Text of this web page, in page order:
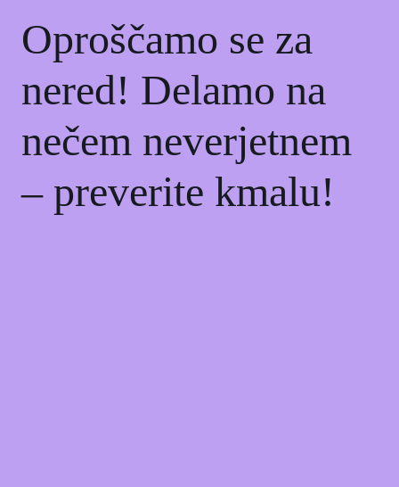
Oproščamo se za
nered! Delamo na
nečem neverjetnem
– preverite kmalu!